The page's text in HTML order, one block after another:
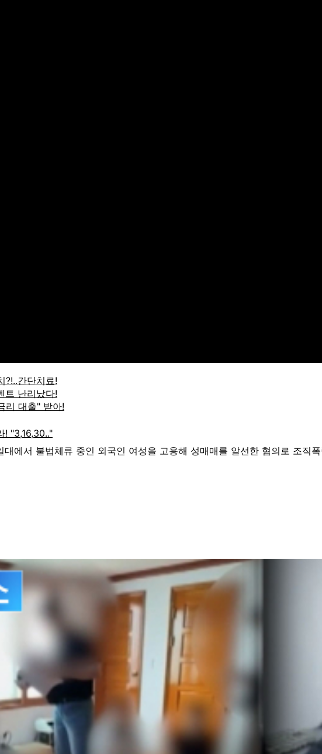
대에서 불법체류 중인 외국인 여성을 고용해 성매매를 알선한 혐의로 조
지 경기 서남권 일대에 조직적으로 사무실을 차리고 성매매 업소 10여 곳
알선 혐의로 출소하자마자 또다시 중학교 동창이자 같은 폭력배 출신인 B
매 이력을 확인하는 고객 인증 과정을 거친 뒤 예약을 받았고, 업소명과 예
외제 차나 명품을 사는 등 대부분 유흥비로 탕진한 것으로 조사됐습니다.
총책급 4명을 구속 상태로 검찰에 송치했고, 검거 현장에서 발견된 1억3천